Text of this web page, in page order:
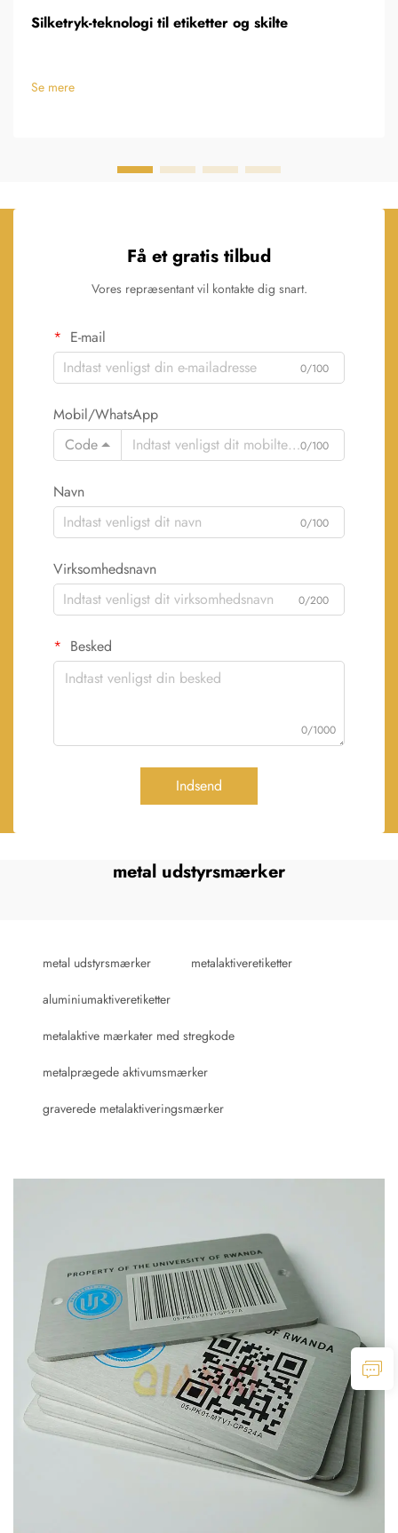
Silketryk-teknologi til etiketter og skilte
Se mere
Få et gratis tilbud
Vores repræsentant vil kontakte dig snart.
E-mail
0/100
Mobil/WhatsApp
Code
0/100
Navn
0/100
Virksomhedsnavn
0/200
Besked
0/1000
Indsend
metal udstyrsmærker
metal udstyrsmærker metalaktiveretiketter
aluminiumaktiveretiketter
metalaktive mærkater med stregkode
metalprægede aktivumsmærker
graverede metalaktiveringsmærker